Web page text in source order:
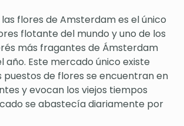
flores de Amsterdam es el único
flotante del mundo y uno de los
más fragantes de Ámsterdam
año. Este mercado único existe
puestos de flores se encuentran en
y evocan los viejos tiempos
se abastecía diariamente por